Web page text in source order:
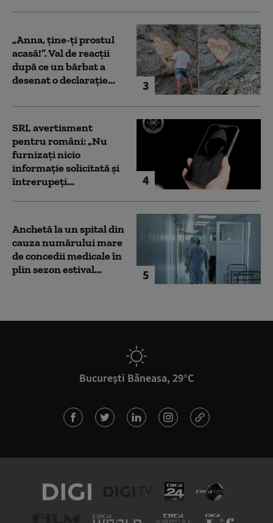
3
„Anna, ţine-ţi prostul
acasă!”. Val de reacții
după ce un bărbat a
desenat o declarație...
4
SRI, avertisment
pentru români: „Nu
furnizați nicio
informație solicitată și
întrerupeți...
5
Anchetă la un spital din
cauza numărului mare
de concedii medicale în
plin sezon estival...
București Băneasa, 29°C